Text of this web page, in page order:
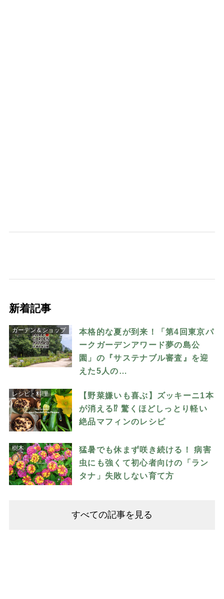
新着記事
ガーデン＆ショップ
本格的な夏が到来！「第4回東京パ
ークガーデンアワード夢の島公
園」の『サステナブル審査』を迎
えた5人の…
レシピ・料理
【野菜嫌いも喜ぶ】ズッキーニ1本
が消える⁉︎ 驚くほどしっとり軽い
絶品マフィンのレシピ
樹木
猛暑でも休まず咲き続ける！ 病害
虫にも強くて初心者向けの「ラン
タナ」失敗しない育て方
すべての記事を見る